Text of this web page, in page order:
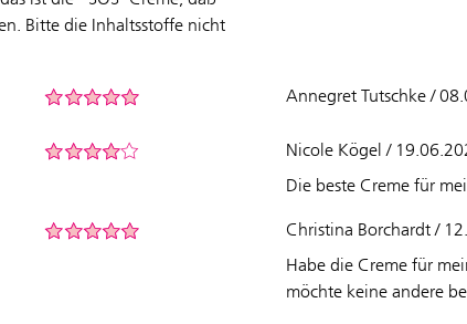
Bitte die Inhaltsstoffe nicht
Annegret Tutschke /
Nicole Kögel /
Die beste Creme für
Christina Borchardt /
Habe die Creme für
möchte keine andere